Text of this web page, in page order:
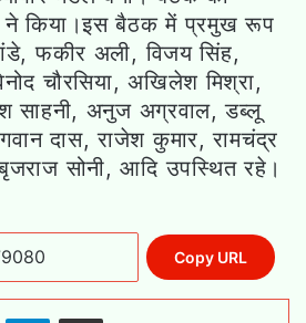
ने किया।इस बैठक में प्रमुख रूप
फकीर अली, विजय सिंह,
चौरसिया, अखिलेश मिश्रा,
साहनी, अनुज अग्रवाल, डब्लू
दास, राजेश कुमार, रामचंद्र
सोनी, आदि उपस्थित रहे।
Copy URL
TelegramShare via Email